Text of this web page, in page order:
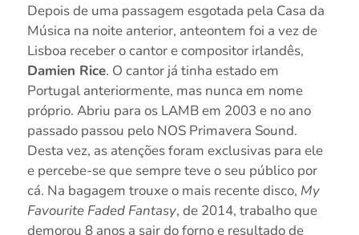
Depois de uma passagem esgotada pela Casa da
Música na noite anterior, anteontem foi a vez de
Lisboa receber o cantor e compositor irlandês,
Damien Rice. O cantor já tinha estado em
Portugal anteriormente, mas nunca em nome
próprio. Abriu para os LAMB em 2003 e no ano
passado passou pelo NOS Primavera Sound.
Desta vez, as atenções foram exclusivas para ele
e percebe-se que sempre teve o seu público por
cá. Na bagagem trouxe o mais recente disco, My
Favourite Faded Fantasy, de 2014, trabalho que
demorou 8 anos a sair do forno e resultado de